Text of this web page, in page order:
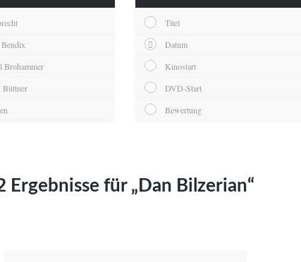
Brohammer
Büttner
Kosing
Titel
Datum
Kinostart
DVD-Start
Bewertung
Ergebnisse für „Dan Bilzerian“